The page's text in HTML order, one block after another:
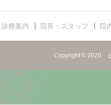
診療案内 院長・スタッフ 院
Copyright © 2020
診療案内
院長・スタッフ
院内・設備
アクセス
医院ブログ